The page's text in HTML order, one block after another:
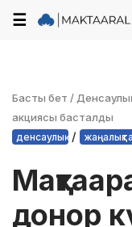
☰
Басты бет / Денсаулық
акциясы басталды
денсаулық /
донор